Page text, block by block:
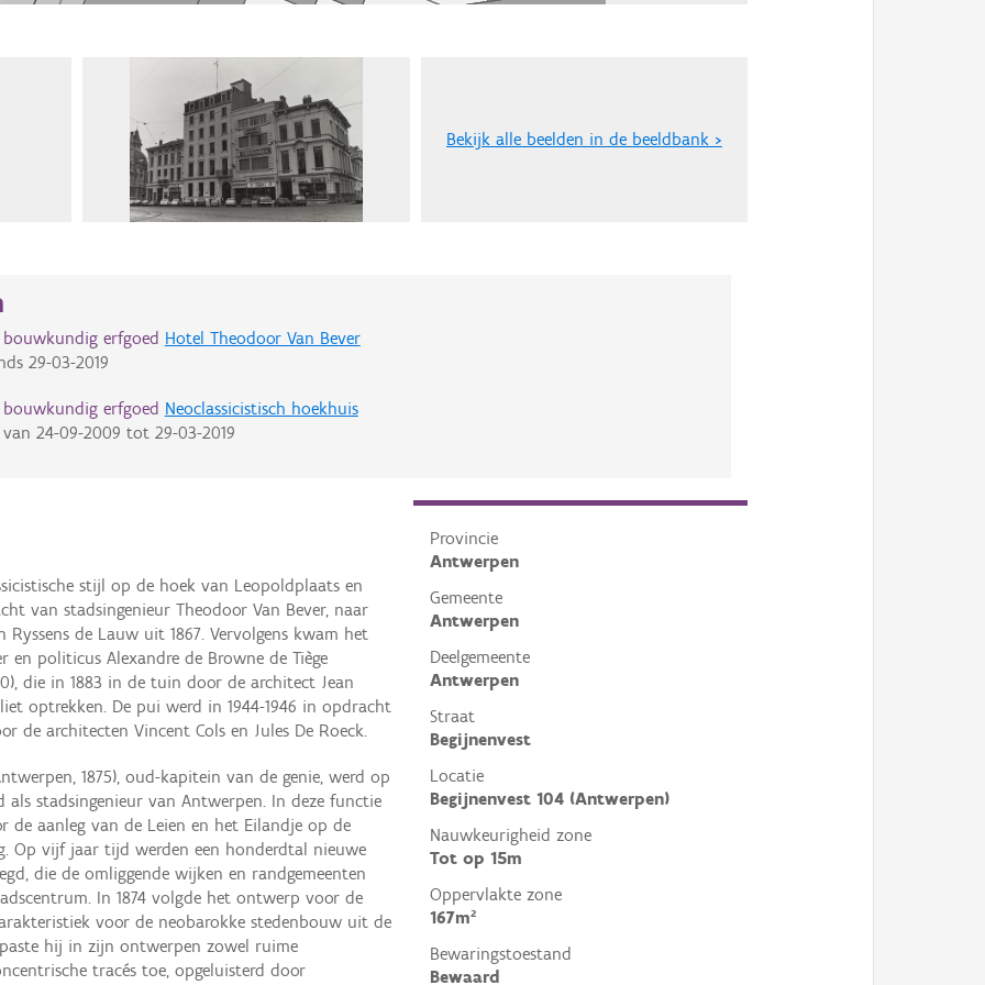
Bekijk alle beelden in de beeldbank >
bouwkundig erfgoed Hotel Theodoor Van Bever
29-03-2019
bouwkundig erfgoed Neoclassicistisch hoekhuis
24-09-2009 tot 29-03-2019
Provincie
Antwerpen
Gemeente
Antwerpen
Deelgemeente
Antwerpen
Straat
Begijnenvest
Locatie
Begijnenvest 104 (Antwerpen)
Nauwkeurigheid zone
Tot op 15m
Oppervlakte zone
167m²
Bewaringstoestand
Bewaard
stijl op de hoek van Leopoldplaats en
van stadsingenieur Theodoor Van Bever, naar
de Lauw uit 1867. Vervolgens kwam het
politicus Alexandre de Browne de Tiège
die in 1883 in de tuin door de architect Jean
optrekken. De pui werd in 1944-1946 in opdracht
de architecten Vincent Cols en Jules De Roeck.
1875), oud-kapitein van de genie, werd op
als stadsingenieur van Antwerpen. In deze functie
de aanleg van de Leien en het Eilandje op de
Op vijf jaar tijd werden een honderdtal nieuwe
die de omliggende wijken en randgemeenten
In 1874 volgde het ontwerp voor de
voor de neobarokke stedenbouw uit de
hij in zijn ontwerpen zowel ruime
tracés toe, opgeluisterd door